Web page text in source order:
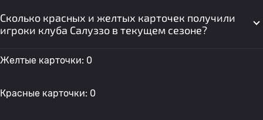
Сколько красных и желтых карточек получили
игроки клуба Салуззо в текущем сезоне?
Желтые карточки: 0
Красные карточки: 0